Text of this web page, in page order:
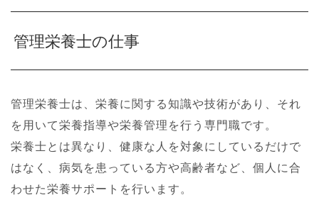
管理栄養士の仕事
管理栄養士は、栄養に関する知識や技術があり、それ
を用いて栄養指導や栄養管理を行う専門職です。
栄養士とは異なり、健康な人を対象にしているだけで
はなく、病気を患っている方や高齢者など、個人に合
わせた栄養サポートを行います。